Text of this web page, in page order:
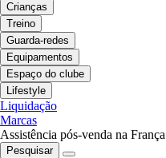
Crianças
Treino
Guarda-redes
Equipamentos
Espaço do clube
Lifestyle
Liquidação
Marcas
Assistência pós-venda na França
Pesquisar